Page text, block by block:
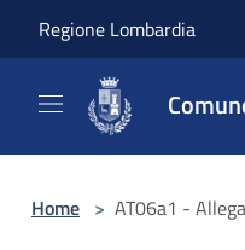
Regione Lombardia
Home > AT06a1 -